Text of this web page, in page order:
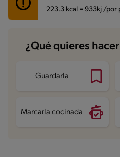
223.3 kcal = 933kj /por
Carbohidratos 2.2 g
Energía 223.3 kcal
Proteína
Grasas saturadas 3.7 g
¿Qué quieres
Guardarla
Marcarla cocinada